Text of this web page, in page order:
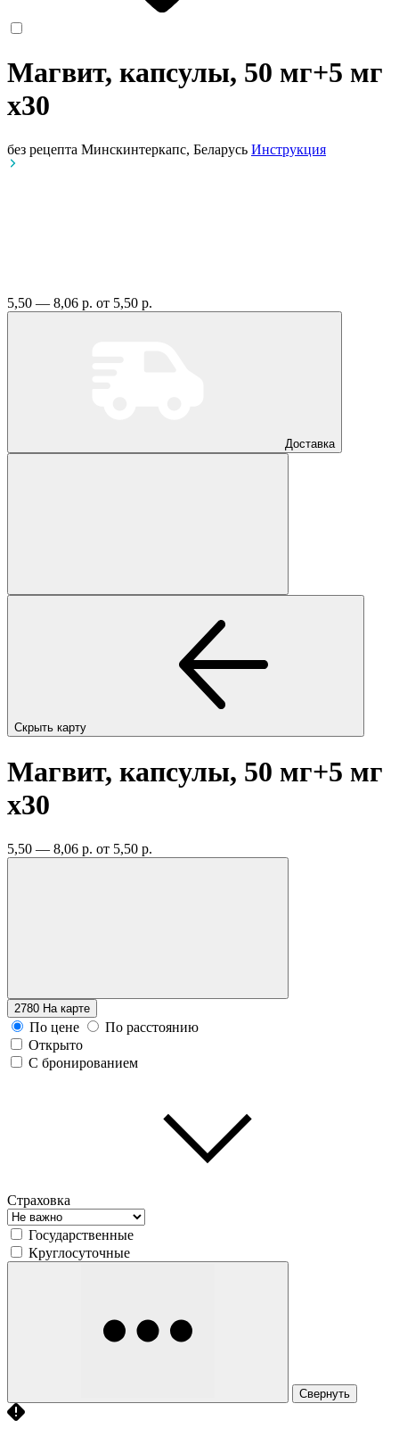
Магвит, капсулы, 50 мг+5 мг
x30
без рецепта Минскинтеркапс, Беларусь Инструкция
5,50 — 8,06 р. от 5,50 р.
Доставка
Скрыть карту
Магвит, капсулы, 50 мг+5 мг
x30
5,50 — 8,06 р. от 5,50 р.
2780 На карте
По цене
По расстоянию
Открыто
С бронированием
Страховка
Государственные
Круглосуточные
Свернуть